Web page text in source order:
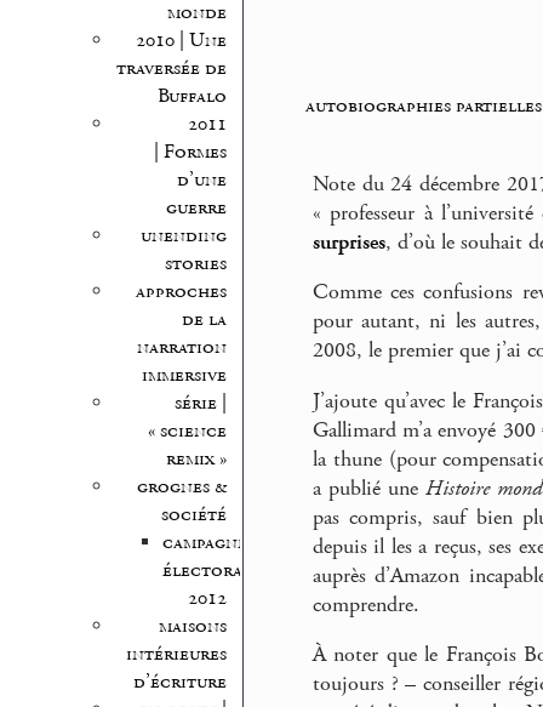
monde
2010 | Une
traversée de
Buffalo
2011
| Formes
d’une
guerre
unending
stories
approches
de la
narration
immersive
série |
« science
remix »
grognes &
société
campagne
électorale
2012
maisons
intérieures
d’écriture
autobiographies partielles
Note du 24 décembre
« professeur à
surprises, d’où le souhait
Comme ces confusions
pour autant, ni les
2008, le premier que j’ai
J’ajoute qu’avec le
Gallimard m’a envoyé
la thune (pour
a publié une Histoire
pas compris, sauf bien
depuis il les a reçus, ses
auprès d’Amazon
comprendre.
À noter que le François
toujours ? – conseiller